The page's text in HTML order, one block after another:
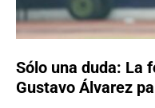
Sólo una duda: La
Gustavo Álvarez